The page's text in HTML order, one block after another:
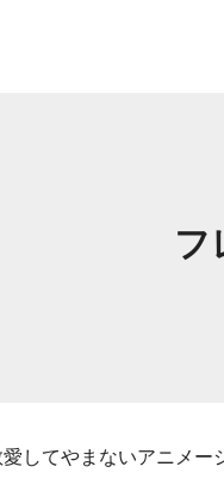
フ
してやまないアニメ